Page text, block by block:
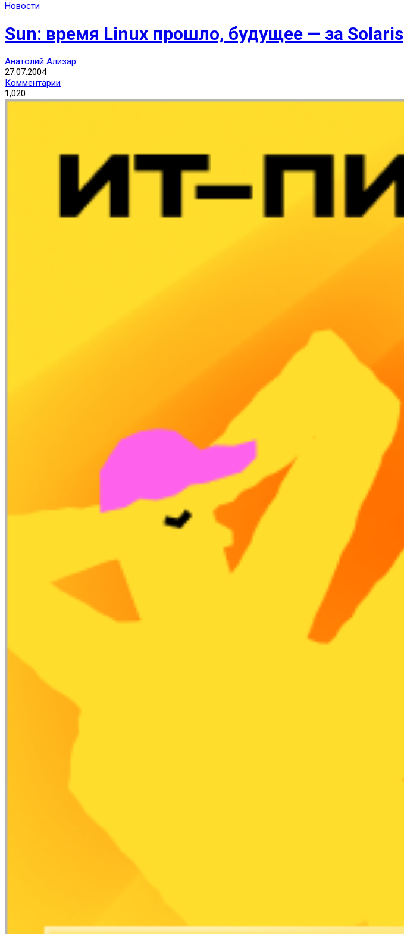
Новости
Sun: время Linux прошло, будущее — за Solaris
Анатолий Ализар
27.07.2004
Комментарии
1,020